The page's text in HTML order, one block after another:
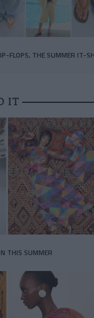
FLOPS, THE SUMMER IT-
IT
THIS SUMMER